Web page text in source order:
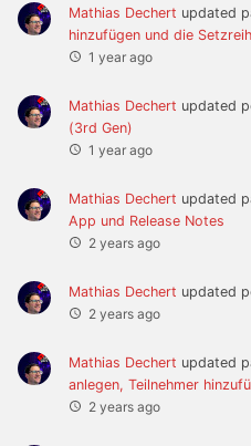
Mathias Dechert updated
hinzufügen und die
1 year ago
Mathias Dechert updated
(3rd Gen)
1 year ago
Mathias Dechert updated
App und Release Notes
2 years ago
Mathias Dechert updated
2 years ago
Mathias Dechert updated
anlegen, Teilnehmer
2 years ago